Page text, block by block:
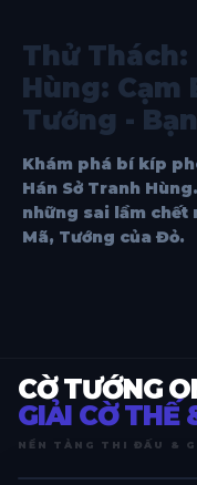
Thử Thách:
Hùng: Cạm
Tướng -
Khám phá bí kíp
Hán Sở Tranh
những sai lầm chết
Mã, Tướng của Đỏ.
CỜ TƯỚNG
GIẢI CỜ THẾ
NỀN TẢNG THI ĐẤU &